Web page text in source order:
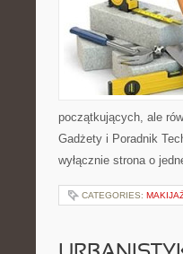
początkujących, ale
Gadżety i Poradnik
wyłącznie strona o
CATEGORIES: